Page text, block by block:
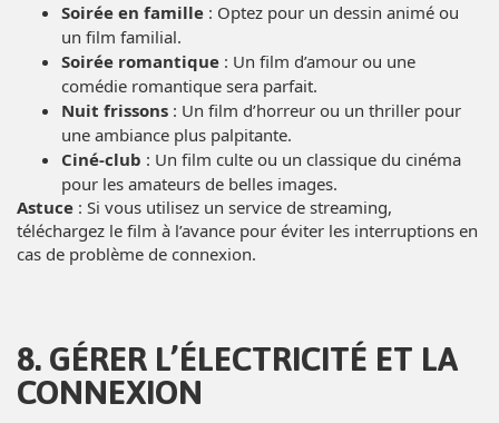
Soirée en famille : Optez pour un dessin animé ou
un film familial.
Soirée romantique : Un film d’amour ou une
comédie romantique sera parfait.
Nuit frissons : Un film d’horreur ou un thriller pour
une ambiance plus palpitante.
Ciné-club : Un film culte ou un classique du cinéma
pour les amateurs de belles images.
Astuce : Si vous utilisez un service de streaming,
téléchargez le film à l’avance pour éviter les interruptions en
cas de problème de connexion.
8. GÉRER L’ÉLECTRICITÉ ET LA
CONNEXION